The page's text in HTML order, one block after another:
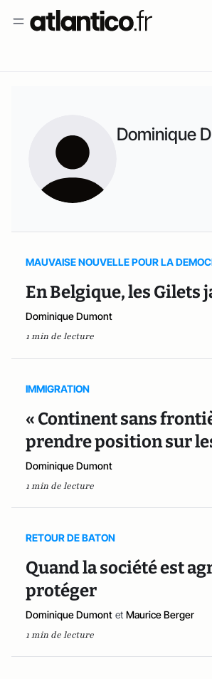
Dominique
MAUVAISE NOUVELLE POUR LA
En Belgique, les Gilets
Dominique Dumont
1 min de lecture
IMMIGRATION
« Continent sans
prendre position sur
Dominique Dumont
1 min de lecture
RETOUR DE BATON
Quand la société est
protéger
Dominique Dumont et Maurice Berger
1 min de lecture